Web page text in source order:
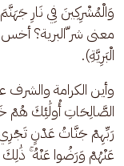
وَالْمُشْرِكِينَ فِي نَارِ
معنى شر ّالبرية؟
الْبَرِيَّةِ).
وأين الكرامة والشرف
الصَّالِحَاتِ أُولَٰئِكَ هُمْ
رَبِّهِمْ جَنَّاتُ عَدْنٍ تَجْرِي
عَنْهُمْ وَرَضُوا عَنْهُ